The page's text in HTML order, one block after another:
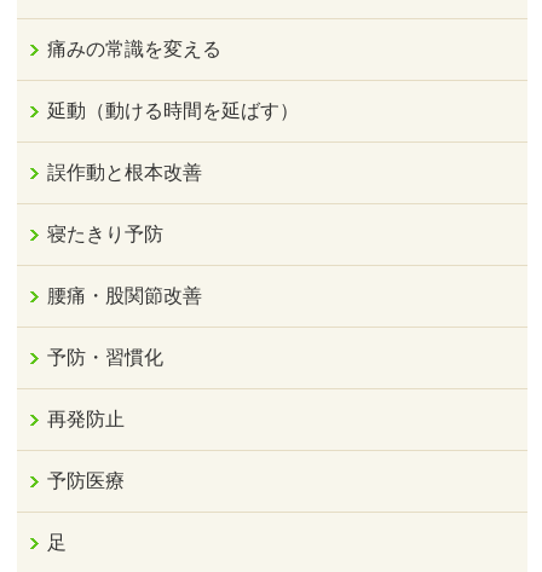
痛みの常識を変える
延動（動ける時間を延ばす）
誤作動と根本改善
寝たきり予防
腰痛・股関節改善
予防・習慣化
再発防止
予防医療
足